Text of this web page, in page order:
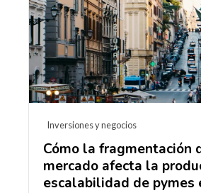
Inversiones y negocios
Cómo la fragmentación
mercado afecta la
escalabilidad de pymes